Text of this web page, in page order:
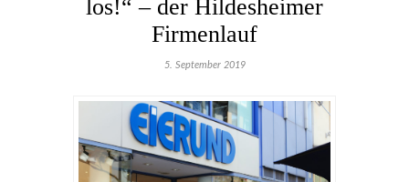
los!“ – der Hildesheimer
Firmenlauf
5. September 2019